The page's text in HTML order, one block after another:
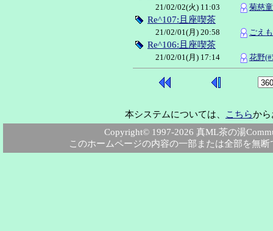
21/02/02(火) 11:03 菊慈
Re^107:且座喫茶
21/02/01(月) 20:58 ごえ
Re^106:且座喫茶
21/02/01(月) 17:14 花野
本システムについては、 こちらから
Copyright© 1997-2026 真ML茶の湯
このホームページの内容の一部または全部を無